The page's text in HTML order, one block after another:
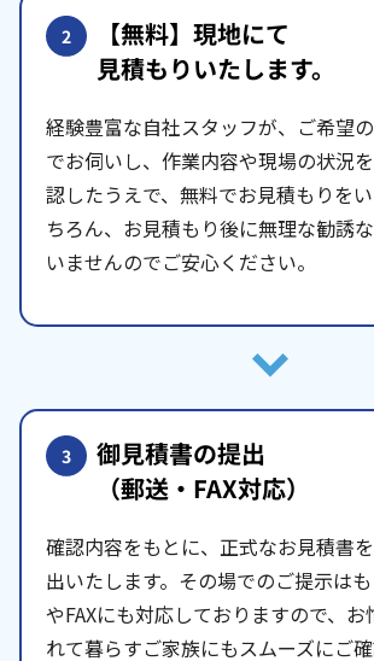
2 【無料】現地にて
見積もりいたします。
経験豊富な自社スタッフが、ご希望
でお伺いし、作業内容や現場の状況
認したうえで、無料でお見積もりを
ちろん、お見積もり後に無理な勧誘
いませんのでご安心ください。
3 御見積書の提出
（郵送・FAX対応）
確認内容をもとに、正式なお見積書
出いたします。その場でのご提示は
やFAXにも対応しておりますので、
れて暮らすご家族にもスムーズにご